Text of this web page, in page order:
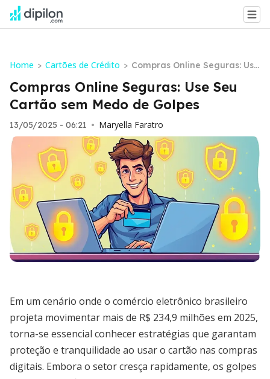
Home > Cartões de Crédito > Compras Online Seguras: Use
Seu Cartão sem Medo de Gol
pes
Compras Online Seguras: Use Seu
Cartão sem Medo de Golpes
13/05/2025 - 06:21 • Maryella Faratro
Em um cenário onde o comércio eletrônico brasileiro
projeta movimentar mais de R$ 234,9 milhões em 2025,
torna-se essencial conhecer estratégias que garantam
proteção e tranquilidade ao usar o cartão nas compras
digitais. Embora o setor cresça rapidamente, os golpes